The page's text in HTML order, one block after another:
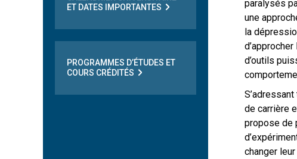
paralysés
une
la
d’outils
de carrière
propose de
changer
ET DATES IMPORTANTES
PROGRAMMES D’ÉTUDES ET
COURS CRÉDITÉS